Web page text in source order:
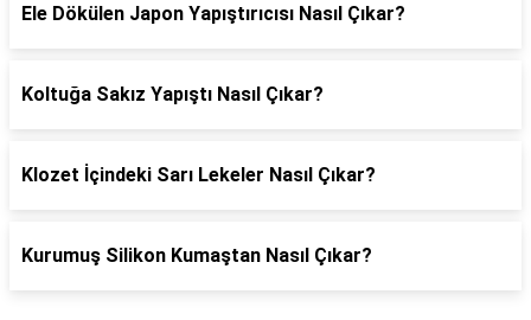
Ele Dökülen Japon Yapıştırıcısı Nasıl Çıkar?
Koltuğa Sakız Yapıştı Nasıl Çıkar?
Klozet İçindeki Sarı Lekeler Nasıl Çıkar?
Kurumuş Silikon Kumaştan Nasıl Çıkar?